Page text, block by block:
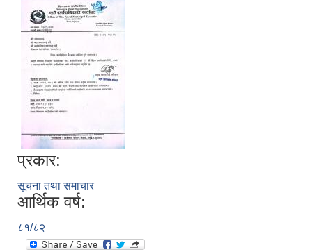
प्रकार:
सूचना तथा समाचार
आर्थिक वर्ष:
८१/८२